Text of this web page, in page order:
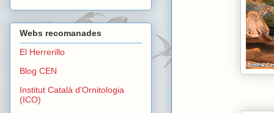
Webs recomanades
El Herrerillo
Blog CEN
Institut Català d'Ornitologia
(ICO)